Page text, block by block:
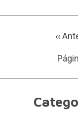
‹‹